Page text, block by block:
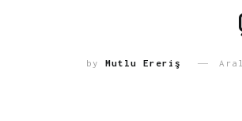
by Mutlu Ereriş